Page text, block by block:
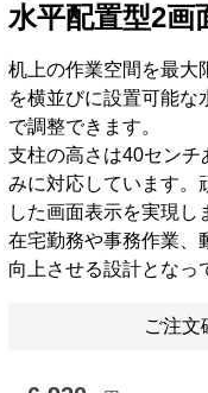
水平配置型2画
机上の作業空間を最大
を横並びに設置可能な
で調整できます。
支柱の高さは40セン
みに対応しています。
した画面表示を実現し
在宅勤務や事務作業、
向上させる設計となっ
ご注文